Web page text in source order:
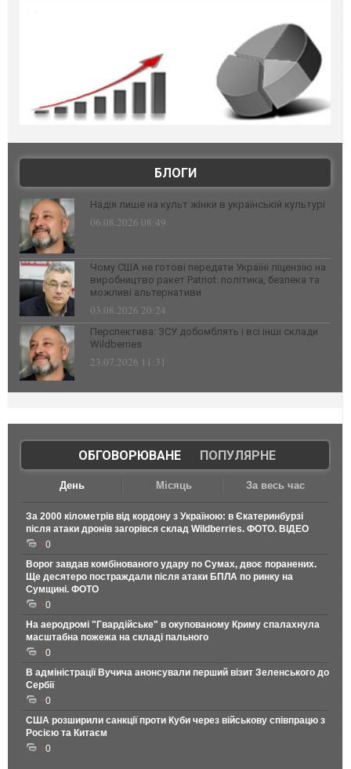
БЛОГИ
Надія лише на культ жінки в українській культурі
06.08.2026 08:49
Чому США не готові передати Україні ліцензію на
виробництво ракет Patriot: політика, безпека та
можливі альтернативи
03.08.2026 20:24
Перспектива: ЗСУ добомблять і всі інші склади
Wildberries
23.07.2026 11:31
ОБГОВОРЮВАНЕ| ПОПУЛЯРНЕ
День Місяць За весь час
За 2000 кілометрів від кордону з Україною: в Єкатеринбурзі
після атаки дронів загорівся склад Wildberries. ФОТО. ВІДЕО
0
Ворог завдав комбінованого удару по Сумах, двоє поранених.
Ще десятеро постраждали після атаки БПЛА по ринку на
Сумщині. ФОТО
0
На аеродромі "Гвардійське" в окупованому Криму спалахнула
масштабна пожежа на складі пального
0
В адміністрації Вучича анонсували перший візит Зеленського до
Сербії
0
США розширили санкції проти Куби через військову співпрацю з
Росією та Китаєм
0